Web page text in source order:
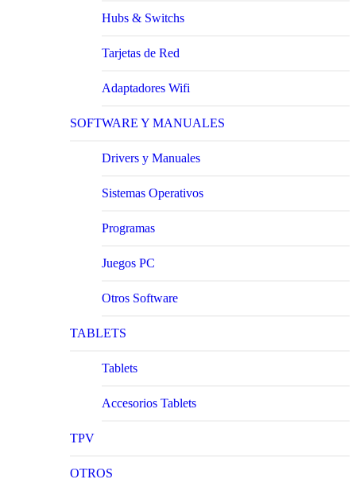
Hubs & Switchs
Tarjetas de Red
Adaptadores Wifi
SOFTWARE Y MANUALES
Drivers y Manuales
Sistemas Operativos
Programas
Juegos PC
Otros Software
TABLETS
Tablets
Accesorios Tablets
TPV
OTROS